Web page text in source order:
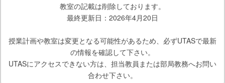
教室の記載は削除しております。
最終更新日：2026年4月20日
授業計画や教室は変更となる可能性があるため、必ずUTASで最新
の情報を確認して下さい。
UTASにアクセスできない方は、担当教員または部局教務へお問い
合わせ下さい。